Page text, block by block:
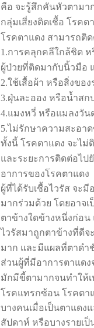
คือ จะรู้สึกคันหัวตามา
กลุ่มเสี่ยงติดเชื้อ โรคต
โรคตาแดง สามารถติด
1.การคลุกคลีใกล้ชิด ห
ผู้ป่วยที่ติดมากับนิ้วมือ
2.ใช้เสื้อผ้า หรือสิ่งขอ
3.ฝุ่นละออง หรือน้ำสก
4.แมงหวี่ หรือแมลงวัน
5.ไม่รักษาความสะอา
ทั้งนี้ โรคตาแดง จะไม่
และระยะการติดต่อไ
อาการของโรคตาแดง
ผู้ที่ได้รับเชื้อไวรัส จะมี
มากร่วมด้วย โดยอาจ
ตาข้างใดข้างหนึ่งก่อน
ไวรัสมาถูกตาข้างที่ดีจ
มาก และมีแผลที่ตาดำ
ส่วนผู้ที่มีอาการตาแดง
มักมีขี้ตามากจนทำให้เ
โรคแทรกซ้อน โรคตา
บางคนเมื่อเป็นตาแดง
สัปดาห์ หรือบางรายเป็